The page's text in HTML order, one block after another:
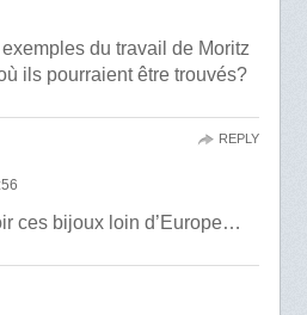
du travail de Moritz
ils pourraient être trouvés?
ces bijoux loin d’Europe…
REPLY